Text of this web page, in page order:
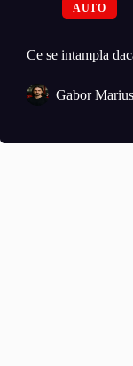
AUTO
Ce se intampla
Gabor Marius